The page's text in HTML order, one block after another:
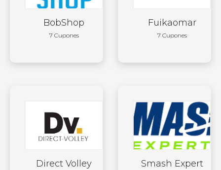
BobShop
7 Cupones
Fuikaomar
7 Cupones
Direct Volley Smash Expert